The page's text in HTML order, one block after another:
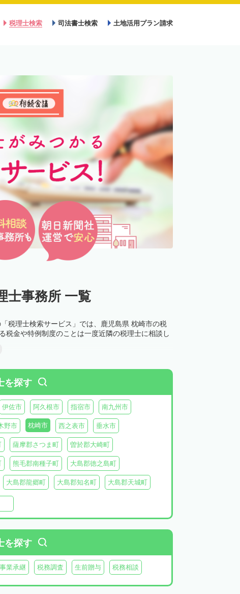
税理士検索 司法書士検索 土地活用プラン請求
士事務所 一覧
税理士検索サービス」では、鹿児島県 枕崎市の税
税金や特例制度のことは一度近隣の税理士に相談し
を探す
伊佐市 阿久根市 指宿市 南九州市
野市 枕崎市 西之表市 垂水市
薩摩郡さつま町 曽於郡大崎町
熊毛郡南種子町 大島郡徳之島町
大島郡龍郷町 大島郡知名町 大島郡天城町
を探す
事業承継 税務調査 生前贈与 税務相談